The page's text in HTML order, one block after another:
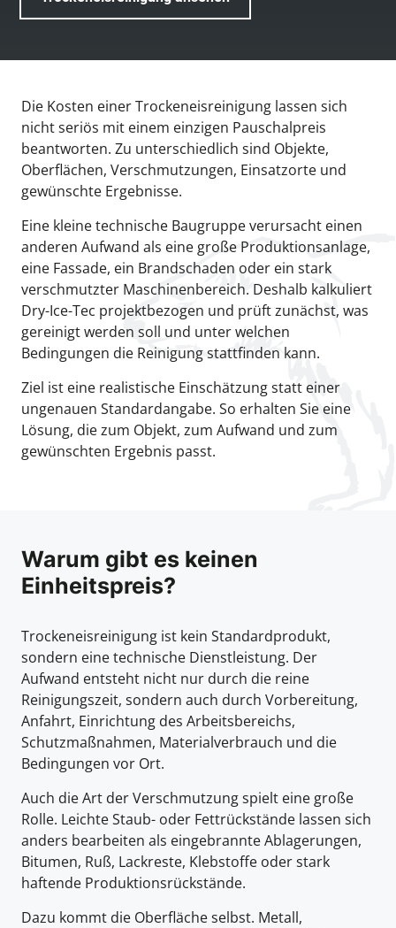
Die Kosten einer Trockeneisreinigung lassen sich
nicht seriös mit einem einzigen Pauschalpreis
beantworten. Zu unterschiedlich sind Objekte,
Oberflächen, Verschmutzungen, Einsatzorte und
gewünschte Ergebnisse.
Eine kleine technische Baugruppe verursacht einen
anderen Aufwand als eine große Produktionsanlage,
eine Fassade, ein Brandschaden oder ein stark
verschmutzter Maschinenbereich. Deshalb kalkuliert
Dry-Ice-Tec projektbezogen und prüft zunächst, was
gereinigt werden soll und unter welchen
Bedingungen die Reinigung stattfinden kann.
Ziel ist eine realistische Einschätzung statt einer
ungenauen Standardangabe. So erhalten Sie eine
Lösung, die zum Objekt, zum Aufwand und zum
gewünschten Ergebnis passt.
Warum gibt es keinen
Einheitspreis?
Trockeneisreinigung ist kein Standardprodukt,
sondern eine technische Dienstleistung. Der
Aufwand entsteht nicht nur durch die reine
Reinigungszeit, sondern auch durch Vorbereitung,
Anfahrt, Einrichtung des Arbeitsbereichs,
Schutzmaßnahmen, Materialverbrauch und die
Bedingungen vor Ort.
Auch die Art der Verschmutzung spielt eine große
Rolle. Leichte Staub- oder Fettrückstände lassen sich
anders bearbeiten als eingebrannte Ablagerungen,
Bitumen, Ruß, Lackreste, Klebstoffe oder stark
haftende Produktionsrückstände.
Dazu kommt die Oberfläche selbst. Metall,